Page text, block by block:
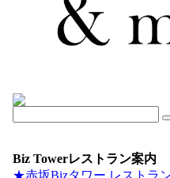
Biz Towerレストラン案内
★赤坂Bizタワー レストラ